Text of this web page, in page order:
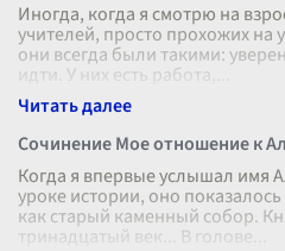
Иногда, когда я смотрю на
учителей, просто прохожих на
они всегда были такими:
идти. У них есть работа,
Сочинение Мое отношение к
Когда я впервые услышал имя
уроке истории, оно
как старый каменный собор.
тринадцатый век... В голове